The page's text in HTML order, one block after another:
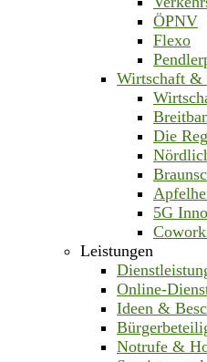
ÖPNV
Flexo
Wirtschaft &
Die
5G
Leistungen
Online-
Ideen &
Notrufe &